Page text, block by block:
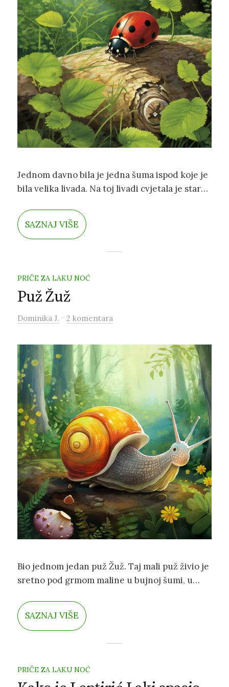
Jednom davno bila je jedna šuma ispod koje je
bila velika livada. Na toj livadi cvjetala je stara
je crvena leđa koja su bila prošarana sitnim
crnim točkicama. Bila je mala, ali vrlo pametna.
SAZNAJ VIŠE
PRIČE ZA LAKU NOĆ
Puž Žuž
Dominika J. - 2 komentara
Bio jednom jedan puž Žuž. Taj mali puž živio je
sretno pod grmom maline u bujnoj šumi, u
znamo, puževi na leđima imaju ljušturu koja im
služi kao dom, a ujedno i kao skrovište od
SAZNAJ VIŠE
PRIČE ZA LAKU NOĆ